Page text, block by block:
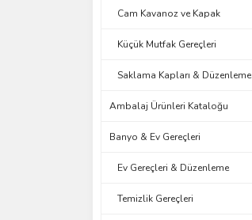
Cam Kavanoz ve Kapak
Küçük Mutfak Gereçleri
Saklama Kapları & Düzenleme
Ambalaj Ürünleri Kataloğu
Banyo & Ev Gereçleri
Ev Gereçleri & Düzenleme
Temizlik Gereçleri